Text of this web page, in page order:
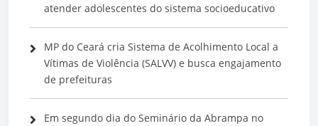
atender adolescentes do sistema socioeducativo
MP do Ceará cria Sistema de Acolhimento Local a
Vítimas de Violência (SALVV) e busca engajamento
de prefeituras
Em segundo dia do Seminário da Abrampa no